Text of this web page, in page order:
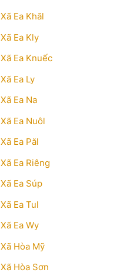
Xã Ea Khăl
Xã Ea Kly
Xã Ea Knuếc
Xã Ea Ly
Xã Ea Na
Xã Ea Nuôl
Xã Ea Păl
Xã Ea Riêng
Xã Ea Súp
Xã Ea Tul
Xã Ea Wy
Xã Hòa Mỹ
Xã Hòa Sơn